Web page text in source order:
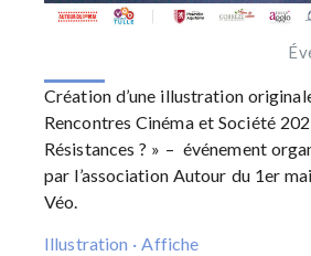
Création d’une illustration
Rencontres Cinéma et Société
Résistances ? » – événement
par l’association Autour du 1er mai
Véo
Illustration · Affiche